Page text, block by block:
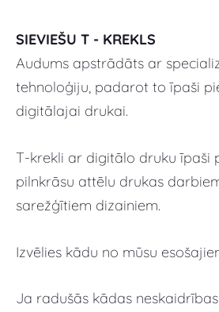
SIEVIEŠU T - KREKLS
Audums apstrādāts ar
tehnoloģiju, padarot to īpaši
digitālajai drukai.
T-krekli ar digitālo druku īpaši
pilnkrāsu attēlu drukas
sarežģītiem dizainiem.
Izvēlies kādu no mūsu
Ja radušās kādas